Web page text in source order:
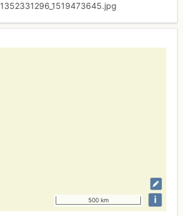
1352331296_1519473645.jpg
500 km i